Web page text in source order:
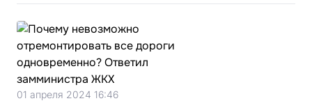
01 апреля 2024 16:46